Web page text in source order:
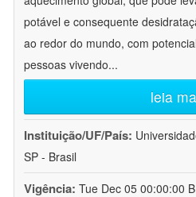
potável e consequente
ao redor do mundo, com
pessoas vivendo...
leia
Instituição/UF/País:
SP - Brasil
Vigência: Tue Dec 05 00:00:00